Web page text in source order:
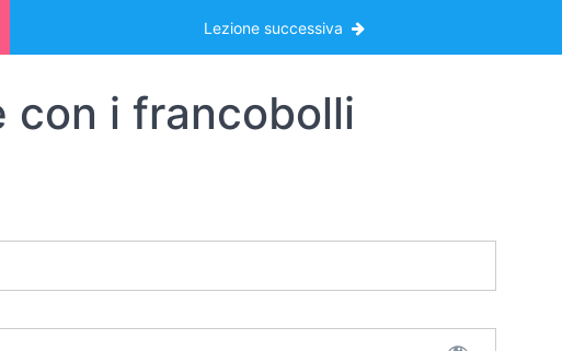
Lezione successiva
con i francobolli